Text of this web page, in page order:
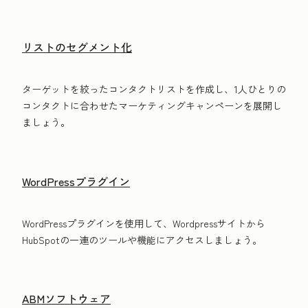
リストのセグメント化
ターゲットを絞ったコンタクトリストを作成し、1人ひとりの
コンタクトに合わせたマーケティングキャンペーンを展開し
ましょう。
WordPressプラグイン
WordPressプラグインを使用して、Wordpressサイトから
HubSpotの一連のツールや機能にアクセスしましょう。
ABMソフトウェア